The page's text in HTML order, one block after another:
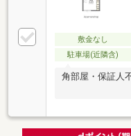
敷金なし
駐車場(近隣含)
角部屋・保証人